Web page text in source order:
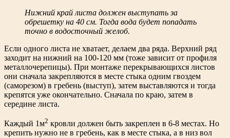
Нижний край листа должен выступать за
обрешетку на 40 см. Тогда вода будет попадать
точно в водосточный желоб.
Если одного листа не хватает, делаем два ряда. Верхний ряд
заходит на нижний на 100-120 мм (тоже зависит от профиля
металлочерепицы). При монтаже перекрывающихся листов
они сначала закрепляются в месте стыка одним гвоздем
(саморезом) в гребень (выступ), затем выставляются и тогда
крепятся уже окончательно. Сначала по краю, затем в
середине листа.
Каждый 1м2 кровли должен быть закреплен в 6-8 местах. Но
крепить нужно не в гребень, как в месте стыка, а в низ вол